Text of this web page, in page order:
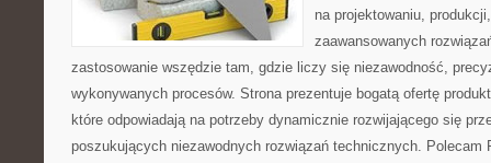
na projektowaniu,
zaawansowanych
zastosowanie wszędzie tam, gdzie liczy się niezawodność,
wykonywanych procesów. Strona prezentuje bogatą ofertę
które odpowiadają na potrzeby dynamicznie rozwijającego się
poszukujących niezawodnych rozwiązań technicznych. Polecam